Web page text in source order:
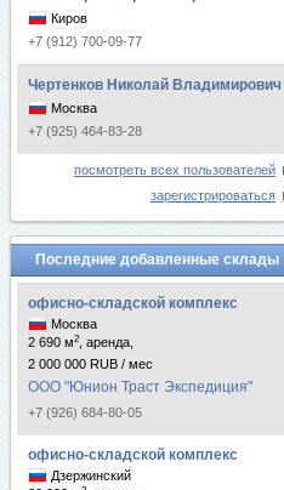
Киров
+7 (912) 700-09-77
Чертенков Николай Владимирович
Москва
+7 (925) 464-83-28
посмотреть всех пользователей
зарегистрироваться
Последние добавленные склады
офисно-складской комплекс
Москва
2 690 м2
, аренда,
2 000 000 RUB / мес
ООО "Юнион Траст Экспедиция"
+7 (926) 684-80-05
офисно-складской комплекс
Дзержинский